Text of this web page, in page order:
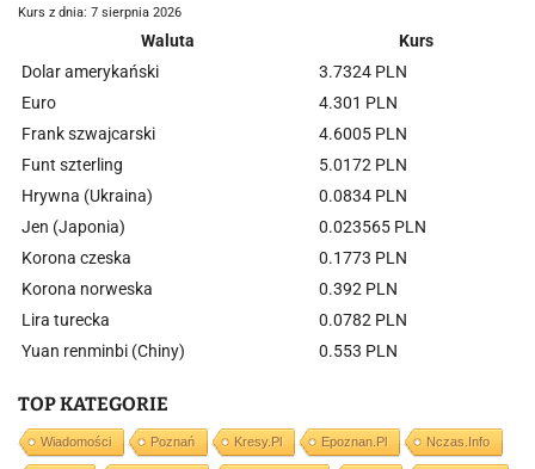
Kurs z dnia: 7 sierpnia 2026
Waluta
Kurs
Dolar amerykański
3.7324 PLN
Euro
4.301 PLN
Frank szwajcarski
4.6005 PLN
Funt szterling
5.0172 PLN
Hrywna (Ukraina)
0.0834 PLN
Jen (Japonia)
0.023565 PLN
Korona czeska
0.1773 PLN
Korona norweska
0.392 PLN
Lira turecka
0.0782 PLN
Yuan renminbi (Chiny)
0.553 PLN
TOP KATEGORIE
Wiadomości Poznań Kresy.pl Epoznan.pl Nczas.info